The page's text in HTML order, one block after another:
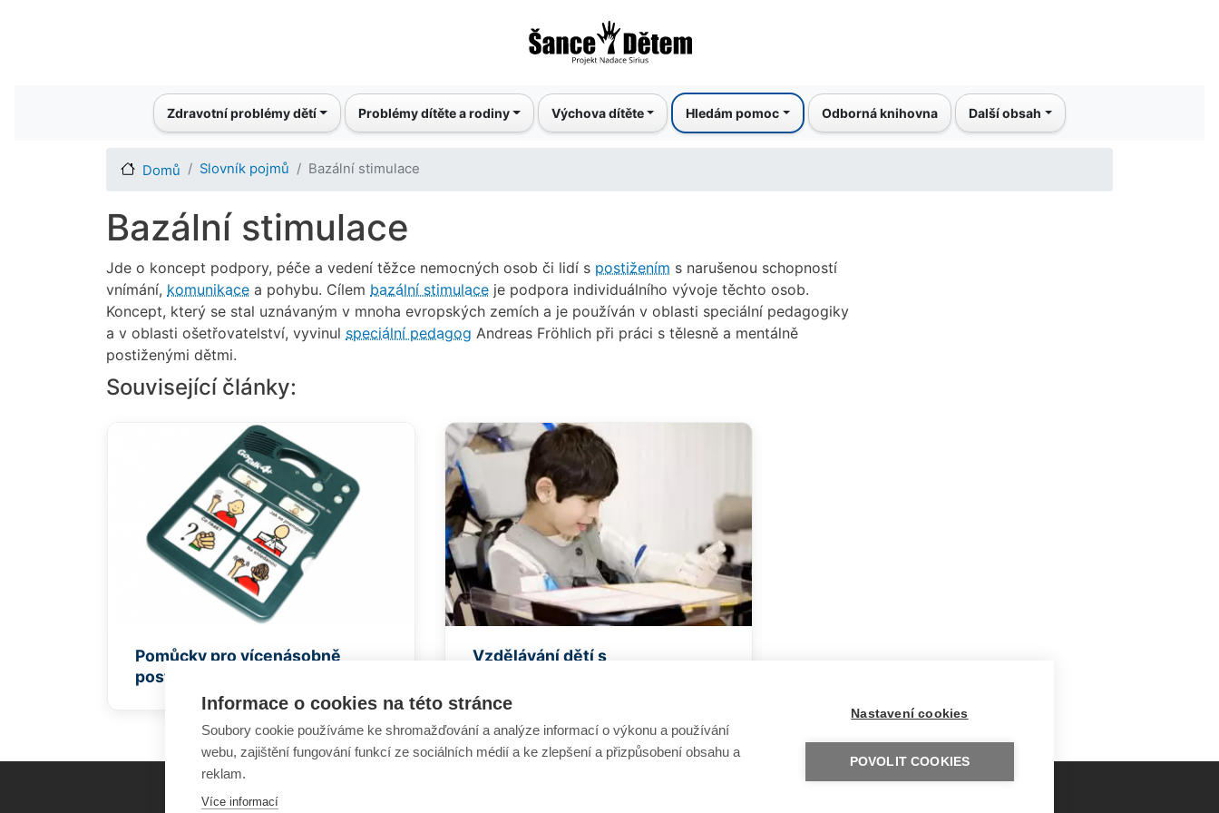
k
hlavnímu
Main navigationZdravotní problémy dětí Problémy dítěte a rodiny Výchova dítěte Hledám pomoc Odborná knihovna Další obsah
Domů Slovník pojmů Bazální stimulace
Bazální stimulace
Jde o koncept podpory, péče a vedení těžce nemocných osob či lidí s postižením s narušenou schopností
vnímání, komunikace a pohybu. Cílem bazální stimulace je podpora individuálního vývoje těchto osob.
Koncept, který se stal uznávaným v mnoha evropských zemích a je používán v oblasti speciální pedagogiky
a v oblasti ošetřovatelství, vyvinul speciální pedagog Andreas Fröhlich při práci s tělesně a mentálně
postiženými dětmi.
Související články:
Pomůcky pro vícenásobně
postižené
Vzdělávání dětí s
Informace o cookies na této stránce
Soubory cookie používáme ke shromažďování a analýze informací o výkonu a používání
webu, zajištění fungování funkcí ze sociálních médií a ke zlepšení a přizpůsobení obsahu a
reklam.
Více informací
Nastavení cookies
POVOLIT COOKIES